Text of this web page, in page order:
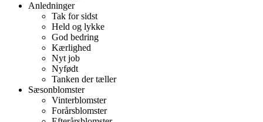
Anledninger
Tak for sidst
Held og lykke
God bedring
Kærlighed
Nyt job
Nyfødt
Tanken der tæller
Sæsonblomster
Vinterblomster
Forårsblomster